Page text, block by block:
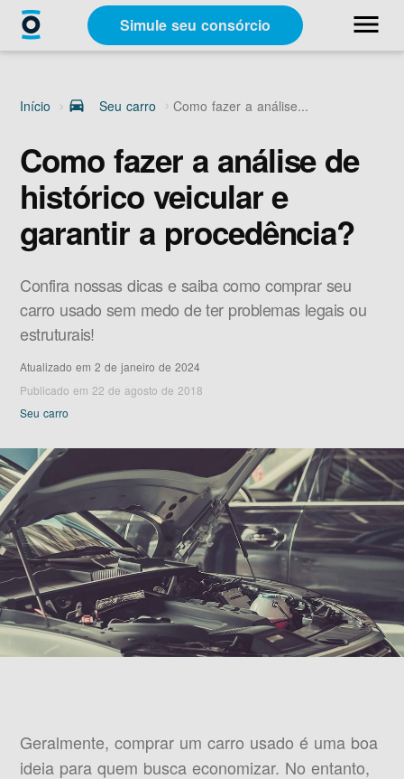
Simule seu consórcio menu
close
Categorias
Sobre a Racon
Simule seu consórcio
Início drive_eta Seu carro Como fazer a análise...
Como fazer a análise de
histórico veicular e
garantir a procedência?
Confira nossas dicas e saiba como comprar seu
carro usado sem medo de ter problemas legais ou
estruturais!
Atualizado em 2 de janeiro de 2024
Publicado em 22 de agosto de 2018
Seu carro
Geralmente, comprar um carro usado é uma boa
ideia para quem busca economizar. No entanto,